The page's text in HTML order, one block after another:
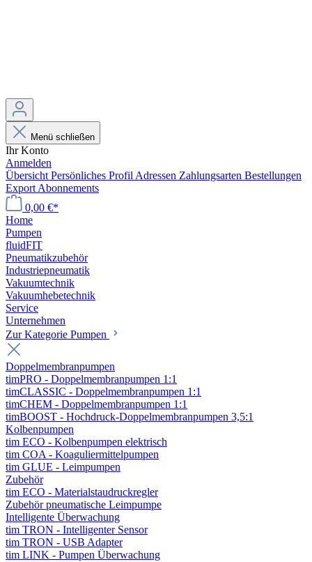
Menü schließen
Ihr Konto
Anmelden
Übersicht Persönliches Profil Adressen Zahlungsarten Bestellungen
Export Abonnements
0,00 €*
Home
Pumpen
fluidFIT
Pneumatikzubehör
Industriepneumatik
Vakuumtechnik
Vakuumhebetechnik
Service
Unternehmen
Zur Kategorie Pumpen
Doppelmembranpumpen
timPRO - Doppelmembranpumpen 1:1
timCLASSIC - Doppelmembranpumpen 1:1
timCHEM - Doppelmembranpumpen 1:1
timBOOST - Hochdruck-Doppelmembranpumpen 3,5:1
Kolbenpumpen
tim ECO - Kolbenpumpen elektrisch
tim COA - Koaguliermittelpumpen
tim GLUE - Leimpumpen
Zubehör
tim ECO - Materialstaudruckregler
Zubehör pneumatische Leimpumpe
Intelligente Überwachung
tim TRON - Intelligenter Sensor
tim TRON - USB Adapter
tim LINK - Pumpen Überwachung